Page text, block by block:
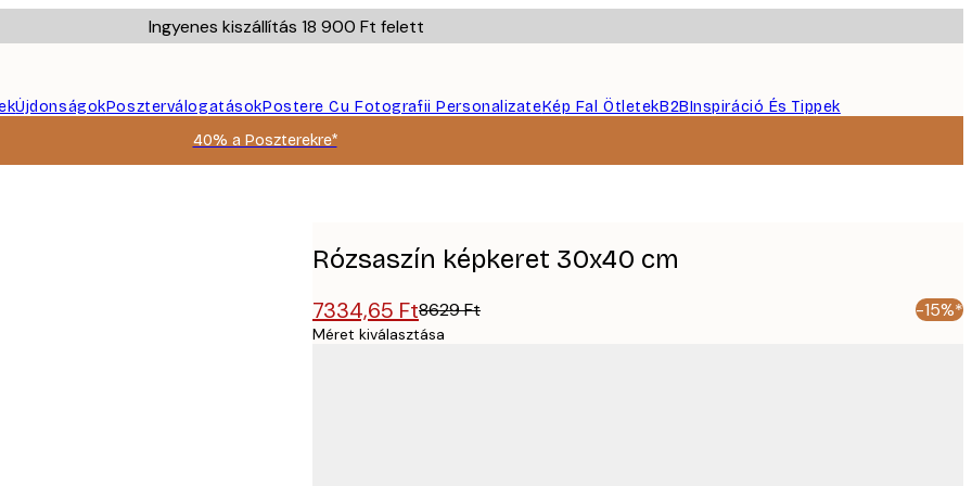
Ingyenes kiszállítás 18 900 Ft felett
ÚjdonságokPoszterválogatásokPostere Cu Fotografii PersonalizateKép Fal ÖtletekB2BInspiráció És Tippek
40% a Poszterekre*
Rózsaszín képkeret 30x40 cm
7334,65 Ft8629 Ft -15%*
Méret kiválasztása